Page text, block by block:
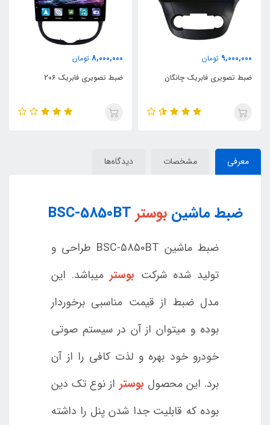
9,000,000 تومان
ضبط تصویری فابریک چانگان
8,000,000 تومان
ضبط تصویری فابریک 206
معرفی مشخصات دیدگاه‌ها
ضبط ماشین بوستر BSC-5850BT
ضبط ماشین BSC-5850BT طراحی و
تولید شده شرکت بوستر میباشد. این
مدل ضبط از قیمت مناسبی برخوردار
بوده و میتوان از آن در سیستم صوتی
خودرو خود بهره و لذت کافی را از آن
برد. این محصول بوستر از نوع تک دین
بوده که قابلیت جدا شدن پنل را داشته